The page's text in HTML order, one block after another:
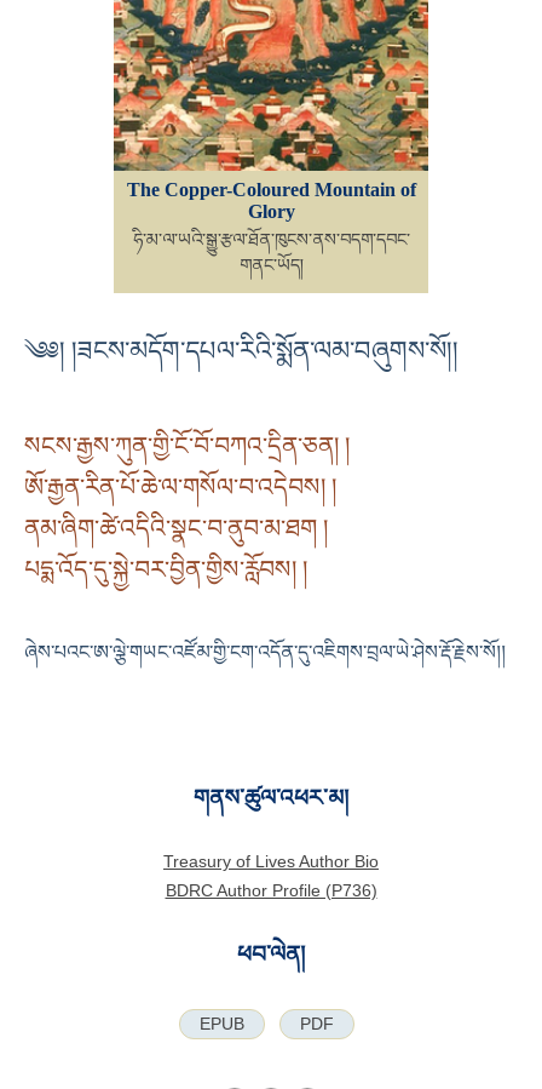
The Copper-Coloured Mountain of
Glory
ཧི་མ་ལ་ཡའི་སྒྱུ་རྩལ་ཐོན་ཁུངས་ནས་བདག་དབང་
གནང་ཡོད།
༄༅། །ཟངས་མདོག་དཔལ་རིའི་སྨོན་ལམ་བཞུགས་སོ།།
སངས་རྒྱས་ཀུན་གྱི་ངོ་བོ་བཀའ་དྲིན་ཅན། །
ཨོ་རྒྱན་རིན་པོ་ཆེ་ལ་གསོལ་བ་འདེབས། །
ནམ་ཞིག་ཚེ་འདིའི་སྣང་བ་ནུབ་མ་ཐག །
པདྨ་འོད་དུ་སྐྱེ་བར་བྱིན་གྱིས་རློབས། །
ཞེས་པའང་ཨ་ལྕེ་གཡང་འཛོམ་གྱི་ངག་འདོན་དུ་འཇིགས་བྲལ་ཡེ་ཤེས་རྡོ་རྗེས་སོ།།
གནས་ཚུལ་འཕར་མ།
Treasury of Lives Author Bio
BDRC Author Profile (P736)
ཕབ་ལེན།
EPUB PDF